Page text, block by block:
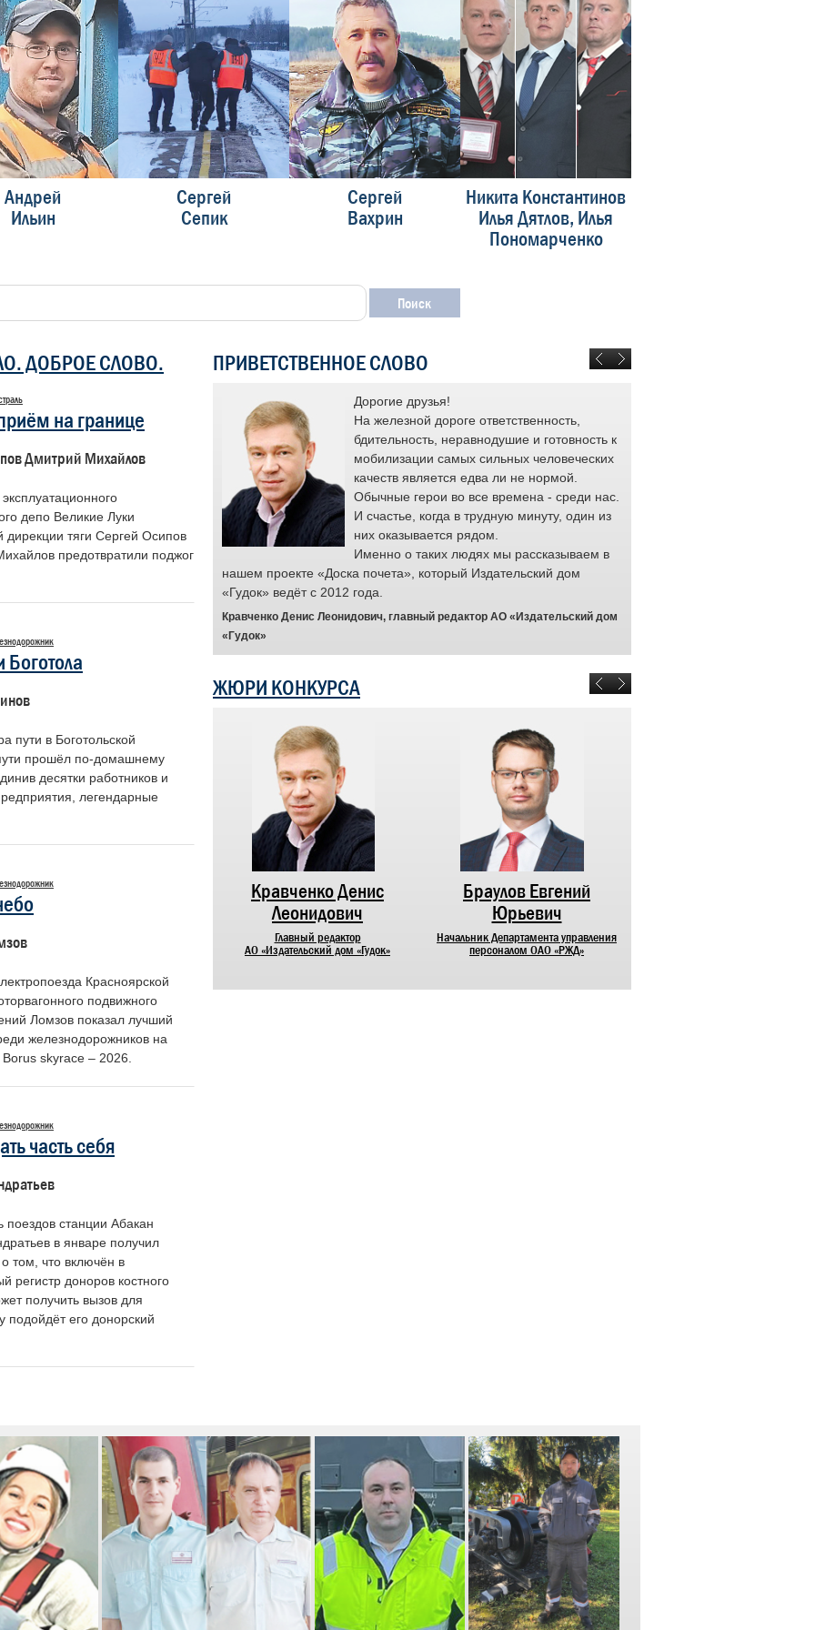
Андрей
Ильин
Сергей
Сепик
Сергей
Вахрин
Никита Константинов
Илья Дятлов, Илья
Пономарченко
ДОБРОЕ СЛОВО.
на границе
Дмитрий Михайлов
депо Великие Луки
дирекции тяги Сергей Осипов
предотвратили поджог
Боготола
пути в Боготольской
прошёл по-домашнему
десятки работников и
легендарные
Красноярской
подвижного
Ломзов показал лучший
железнодорожников на
skyrace – 2026.
часть себя
поездов станции Абакан
в январе получил
том, что включён в
регистр доноров костного
получить вызов для
подойдёт его донорский
ПРИВЕТСТВЕННОЕ СЛОВО
«Доска почета» уже много лет
площадкой для признания заслуг
помогают предотвращать
проекта являются простые люди,
выходит за рамки рутинного
обязанностей. Для них она
Мы гордимся их стойкостью и
выразить признательность
заслуживает быть в центре
Центрального совета
транспорта России
Дорогие друзья!
На железной дороге ответственность,
бдительность, неравнодушие и готовность к
мобилизации самых сильных человеческих
качеств является едва ли не нормой.
Обычные герои во все времена - среди нас.
И счастье, когда в трудную минуту, один из
них оказывается рядом.
Именно о таких людях мы рассказываем в
нашем проекте «Доска почета», который Издательский дом
«Гудок» ведёт с 2012 года.
Кравченко Денис Леонидович, главный редактор АО «Издательский дом
«Гудок»
на минуты. От того, как ими
ЖЮРИ КОНКУРСА
Никифоров Николай
Председатель Центрального совета
Кравченко Денис
Леонидович
Главный редактор
АО «Издательский дом «Гудок»
Браулов Евгений
Юрьевич
Начальник Департамента управления
персоналом ОАО «РЖД»